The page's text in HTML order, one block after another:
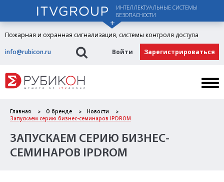
ИНТЕЛЛЕКТУАЛЬНЫЕ СИСТЕМЫ
БЕЗОПАСНОСТИ
Пожарная и охранная сигнализация, системы контроля доступа
info@rubicon.ru
Войти Зарегистрироваться
Главная О бренде
Новости
Запускаем серию бизнес-семинаров IPDROM
ЗАПУСКАЕМ СЕРИЮ БИЗНЕС-
СЕМИНАРОВ IPDROM